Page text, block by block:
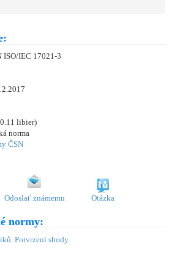
ISO/IEC 17021-3
libier)
norma
ČSN
Odoslať známemu Otázka
normy:
Potvrzení shody